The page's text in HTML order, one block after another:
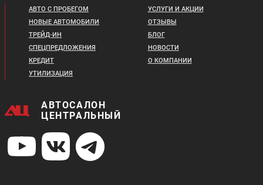
АВТО С ПРОБЕГОМ
НОВЫЕ АВТОМОБИЛИ
ТРЕЙД-ИН
СПЕЦПРЕДЛОЖЕНИЯ
КРЕДИТ
УТИЛИЗАЦИЯ
УСЛУГИ И АКЦИИ
ОТЗЫВЫ
БЛОГ
НОВОСТИ
О КОМПАНИИ
АВТОСАЛОН
ЦЕНТРАЛЬНЫЙ